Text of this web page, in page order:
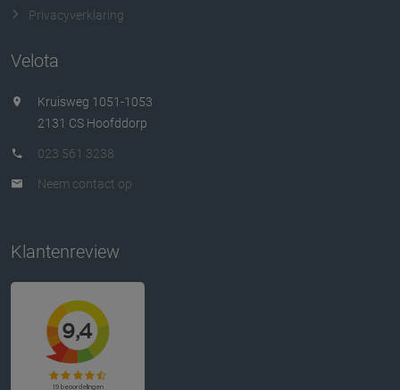
Privacyverklaring
Velota
Kruisweg 1051-1053
2131 CS Hoofddorp
023 561 3238
Neem contact op
Klantenreview